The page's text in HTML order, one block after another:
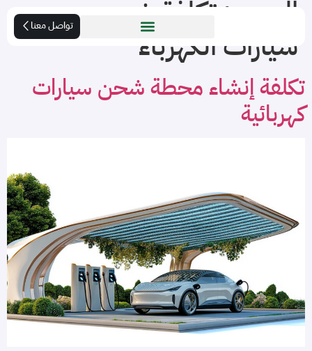
تواصل معنا الوسم: تكلفة شحن
سيارات الكهرباء
تكلفة إنشاء محطة شحن سيارات
كهربائية